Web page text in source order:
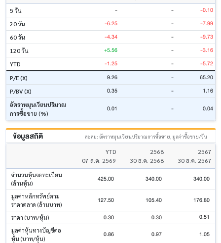
5 วัน - - -0.10
20 วัน -6.25 - -7.99
60 วัน -4.34 - -9.73
120 วัน +5.56 - -3.16
YTD -1.25 - -5.72
P/E (X) 9.26 - 65.20
P/BV (X) 0.35 - 1.16
อัตราหมุนเวียนปริมาณ
การซื้อขาย (%)
0.01 - 0.04
ข้อมูลสถิติ สะสม: อัตราหมุนเวียนปริมาณการซื้อขาย, มูลค่าซื้อขาย/วัน
YTD
07 ส.ค. 2569
2568
30 ธ.ค. 2568
2567
30 ธ.ค. 2567
จำนวนหุ้นจดทะเบียน
(ล้านหุ้น)
425.00 340.00 340.00
มูลค่าหลักทรัพย์ตาม
ราคาตลาด (ล้านบาท)
127.50 105.40 176.80
ราคา (บาท/หุ้น) 0.30 0.30 0.51
มูลค่าหุ้นทางบัญชีต่อ
หุ้น (บาท/หุ้น)
0.86 0.97 1.05